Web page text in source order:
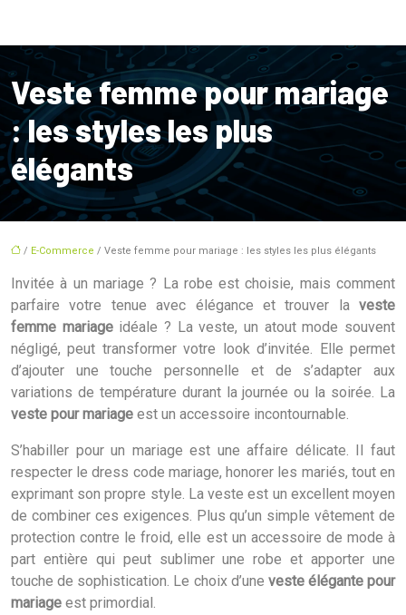
Veste femme pour mariage
: les styles les plus
élégants
/ E-Commerce / Veste femme pour mariage : les styles les plus élégants
Invitée à un mariage ? La robe est choisie, mais comment
parfaire votre tenue avec élégance et trouver la veste
femme mariage idéale ? La veste, un atout mode souvent
négligé, peut transformer votre look d’invitée. Elle permet
d’ajouter une touche personnelle et de s’adapter aux
variations de température durant la journée ou la soirée. La
veste pour mariage est un accessoire incontournable.
S’habiller pour un mariage est une affaire délicate. Il faut
respecter le dress code mariage, honorer les mariés, tout en
exprimant son propre style. La veste est un excellent moyen
de combiner ces exigences. Plus qu’un simple vêtement de
protection contre le froid, elle est un accessoire de mode à
part entière qui peut sublimer une robe et apporter une
touche de sophistication. Le choix d’une veste élégante pour
mariage est primordial.